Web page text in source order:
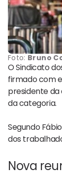
Foto: Bruno
O Sindicato
firmado com
presidente da
da categoria.
Segundo
dos
Nova